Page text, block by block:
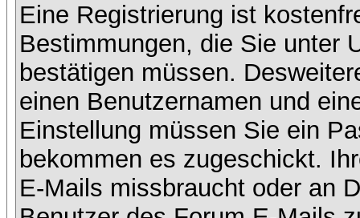
Eine Registrierung ist
Bestimmungen, die Sie unter
bestätigen müssen.
einen Benutzernamen und
Einstellung müssen Sie ein
bekommen es zugeschickt.
E-Mails missbraucht oder an